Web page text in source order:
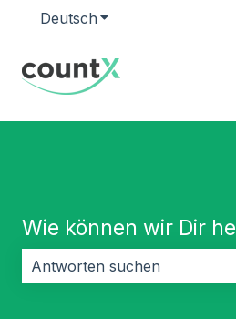
Deutsch Untermenü für
Wie können wir Dir